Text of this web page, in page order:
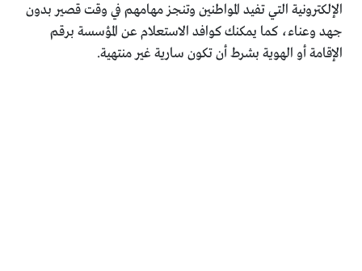
الإلكترونية التي تفيد المواطنين وتنجز مهامهم في وقت قصير بدون
جهد وعناء، كما يمكنك كوافد الاستعلام عن المؤسسة برقم
الإقامة أو الهوية بشرط أن تكون سارية غير منتهية.